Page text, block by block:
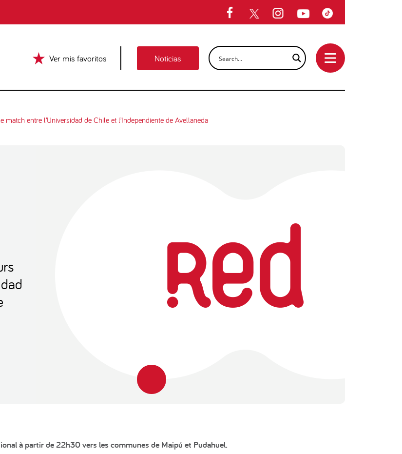
Ver mis favoritos Noticias
entre l’Universidad de Chile et l’Independiente de Avellaneda
à partir de 22h30 vers les communes de Maipú et Pudahuel.